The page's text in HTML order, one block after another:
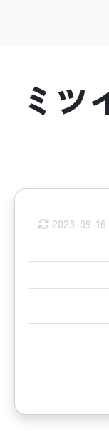
ミツ
2023-09-16